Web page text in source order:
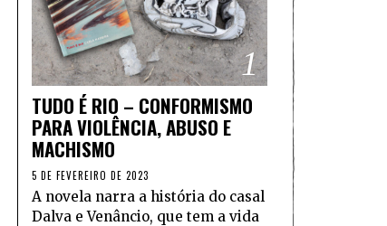
1
TUDO É RIO – CONFORMISMO
PARA VIOLÊNCIA, ABUSO E
MACHISMO
5 DE FEVEREIRO DE 2023
A novela narra a história do casal
Dalva e Venâncio, que tem a vida